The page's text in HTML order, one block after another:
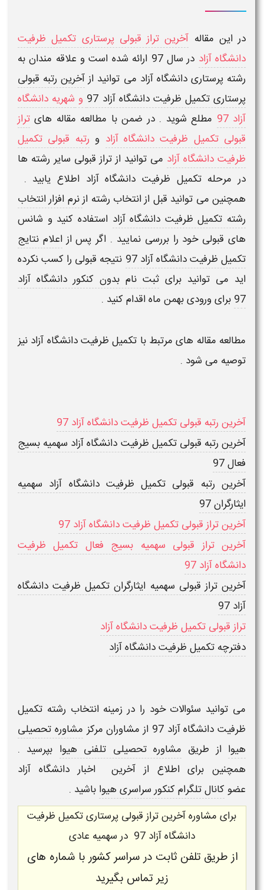
در این مقاله آخرین تراز قبولی پرستاری تکمیل ظرفیت
دانشگاه آزاد در سال 97
ارائه شده است و علاقه مندان به
رشتهپرستاری دانشگاه آزاد می توانید ازآخرین رتبه قبولی
پرستاری تکمیل ظرفیت دانشگاه آزاد 97
و شهریه دانشگاه
آزاد 97
مطلع شوید . در ضمن با مطالعه مقاله های تراز
قبولی تکمیل ظرفیت دانشگاه آزاد و رتبه قبولی تکمیل
ظرفیت دانشگاه آزاد می توانید از تراز قبولی سایر رشته ها
در مرحله تکمیل ظرفیت دانشگاه آزاد اطلاع یابید .
همچنین می توانید قبل از انتخاب رشته ازنرم افزار انتخاب
رشته تکمیل ظرفیت دانشگاه آزاد استفاده کنید و شانس
های قبولی خود را بررسی نمایید . اگر پس ازاعلام نتایج
تکمیل ظرفیت دانشگاه آزاد 97
نتیجه قبولی را کسب نکرده
اید می توانید برای ثبت نام بدون کنکور دانشگاه آزاد
97 برای ورودی بهمن ماه اقدام کنید .
مطالعه مقاله های مرتبط با تکمیل ظرفیت دانشگاه آزاد نیز
توصیه می شود .
آخرین رتبه قبولی تکمیل ظرفیت دانشگاه آزاد 97
آخرین رتبه قبولی تکمیل ظرفیت دانشگاه آزاد سهمیه بسیج
فعال 97
آخرین رتبه قبولی تکمیل ظرفیت دانشگاه آزاد سهمیه
ایثارگران 97
آخرین تراز قبولی تکمیل ظرفیت دانشگاه آزاد 97
آخرین تراز قبولی سهمیه بسیج فعال تکمیل ظرفیت
دانشگاه آزاد 97
آخرین تراز قبولی سهمیه ایثارگران تکمیل ظرفیت دانشگاه
آزاد 97
تراز قبولی تکمیل ظرفیت دانشگاه آزاد
دفترچه تکمیل ظرفیت دانشگاه آزاد
می توانید سئوالات خود را در زمینهانتخاب رشته تکمیل
ظرفیت دانشگاه آزاد 97
از مشاوران مرکز مشاوره تحصیلی
هیوا از طریق مشاوره تحصیلی تلفنی هیوا بپرسید .
همچنین برای اطلاع از آخرین اخبار دانشگاه آزاد
عضو کانال تلگرام کنکور سراسری هیوا باشید .
برای مشاورهآخرین تراز قبولی پرستاریتکمیل ظرفیت
دانشگاه آزاد 97 در سهمیه عادی
از طریق تلفن ثابت در سراسر کشور با شماره های
زیر تماس بگیرید